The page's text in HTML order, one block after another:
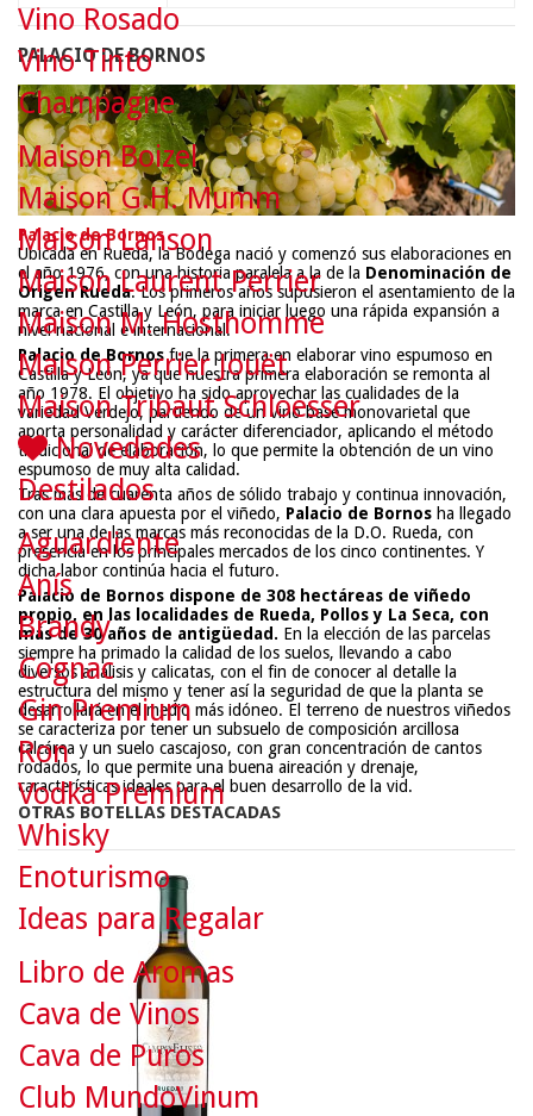
PALACIO DE BORNOS
Palacio de Bornos
Ubicada en Rueda, la Bodega nació y comenzó sus elaboraciones en
el año 1976, con una historia paralela a la de la Denominación de
Origen Rueda. Los primeros años supusieron el asentamiento de la
marca en Castilla y León, para iniciar luego una rápida expansión a
nivel nacional e internacional.
Palacio de Bornosfue la primera en elaborar vino espumoso en
Castilla y León, ya que nuestra primera elaboración se remonta al
año 1978. El objetivo ha sido aprovechar las cualidades de la
variedad Verdejo, partiendo de un vino base monovarietal que
aporta personalidad y carácter diferenciador, aplicando el método
tradicional de elaboración, lo que permite la obtención de un vino
espumoso de muy alta calidad.
Tras más de cuarenta años de sólido trabajo y continua innovación,
con una clara apuesta por el viñedo, Palacio de Bornos ha llegado
a ser una de las marcas más reconocidas de la D.O. Rueda, con
presencia en los principales mercados de los cinco continentes. Y
dicha labor continúa hacia el futuro.
Palacio de Bornos dispone de 308 hectáreas de viñedo
propio, en las localidades de Rueda, Pollos y La Seca, con
más de 30 años de antigüedad. En la elección de las parcelas
siempre ha primado la calidad de los suelos, llevando a cabo
diversos análisis y calicatas, con el fin de conocer al detalle la
estructura del mismo y tener así la seguridad de que la planta se
desarrollará en el medio más idóneo. El terreno de nuestros viñedos
se caracteriza por tener un subsuelo de composición arcillosa
calcárea y un suelo cascajoso, con gran concentración de cantos
rodados, lo que permite una buena aireación y drenaje,
características ideales para el buen desarrollo de la vid.
OTRAS BOTELLAS DESTACADAS
Vino Rosado
Vino Tinto
Champagne
Maison Boizel
Maison G.H. Mumm
Maison Lanson
Maison Laurent Perrier
Maison M. Hosthomme
Maison Perrier Jouët
Maison Tribaut Schloesser
Novedades
Destilados
Aguardiente
Anís
Brandy
Cognac
Gin Premium
Ron
Vodka Premium
Whisky
Enoturismo
Ideas para Regalar
Libro de Aromas
Cava de Vinos
Cava de Puros
Club MundoVinum